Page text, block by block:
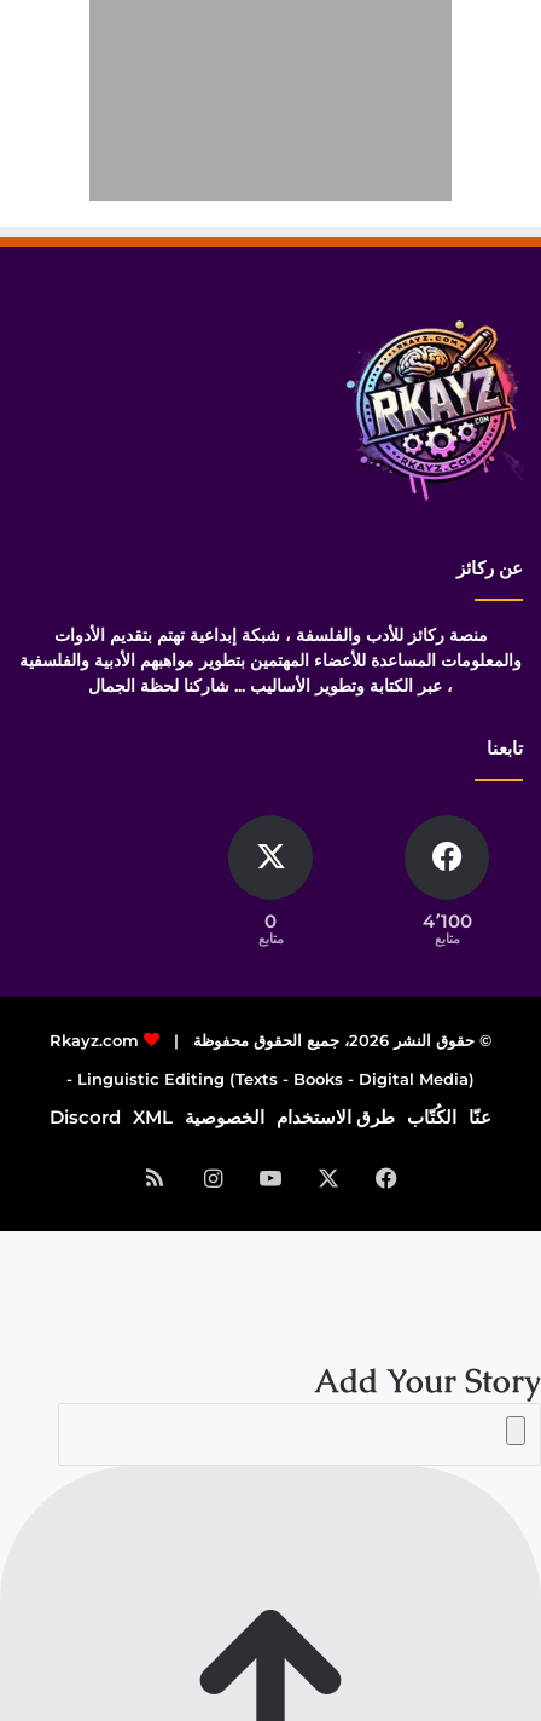
عن ركائز
منصة ركائز للأدب والفلسفة ، شبكة إبداعية تهتم بتقديم الأدوات
والمعلومات المساعدة للأعضاء المهتمين بتطوير مواهبهم الأدبية والفلسفية
، عبر الكتابة وتطوير الأساليب ... شاركنا لحظة الجمال
تابعنا
4٬100
متابع
0
متابع
© حقوق النشر 2026، جميع الحقوق محفوظة |
Rkayz.com
Linguistic Editing (Texts - Books - Digital Media) -
عنّا الكُتّاب طرق الاستخدام الخصوصية XML
Discord
فيسبوك ‫YouTubeانستقرامملخص
الموقع
Add Your Story